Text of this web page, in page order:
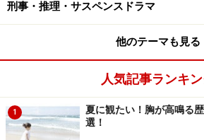
松坂慶子、単発ドラマで名取裕子
食い物にする医師だが今回のドラマ
てしまった看護師（米倉）が主人公
トーカー化し殺人までおかしてしま
医師役には上川隆也。
刑事・推理・サスペンスドラマ
他のテーマも見る
人気記事ランキ
1
夏に観たい！胸が高鳴る
選！